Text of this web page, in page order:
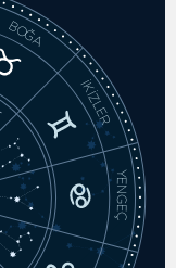
BOĞA
İKİZLER
YENGEÇ